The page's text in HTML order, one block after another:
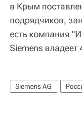
в Крым
подрядчиков,
есть компания
Siemens владеет
Siemens AG